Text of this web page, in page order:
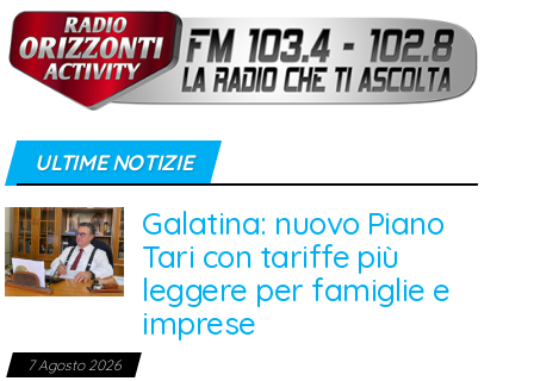
ULTIME NOTIZIE
Galatina: nuovo Piano
Tari con tariffe più
leggere per famiglie e
imprese
7 Agosto 2026